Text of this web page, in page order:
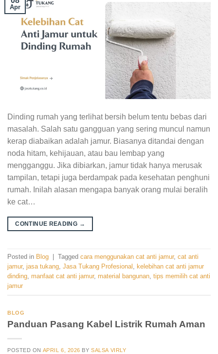
Apr
Dinding rumah yang terlihat bersih belum tentu bebas dari
masalah. Salah satu gangguan yang sering muncul namun
kerap diabaikan adalah jamur. Biasanya ditandai dengan
noda hitam, kehijauan, atau bau lembap yang
mengganggu. Jika dibiarkan, jamur tidak hanya merusak
tampilan, tetapi juga berdampak pada kesehatan penghuni
rumah. Inilah alasan mengapa banyak orang mulai beralih
ke cat…
CONTINUE READING →
Posted in Blog Tagged cara menggunakan cat anti jamur, cat anti
jamur, jasa tukang, Jasa Tukang Profesional , kelebihan cat anti jamur
dinding, manfaat cat anti jamur, material bangunan, tips memilih cat anti
jamur
BLOG
Panduan Pasang Kabel Listrik Rumah Aman
POSTED ON APRIL 6, 2026 BYSALSA VIRLY